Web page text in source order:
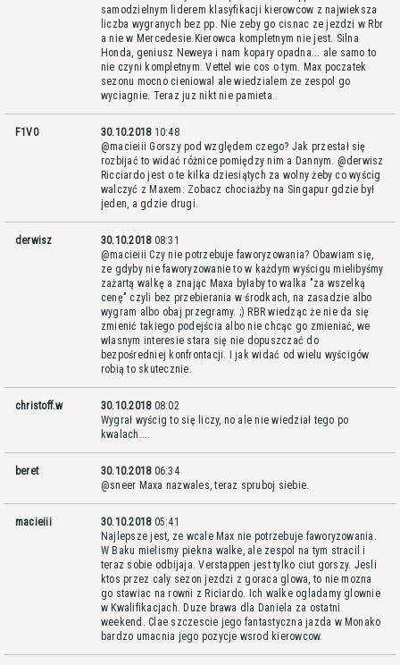
samodzielnym liderem klasyfikacji kierowcow z najwieksza
liczba wygranych bez pp. Nie zeby go cisnac ze jezdzi w Rbr
a nie w Mercedesie.Kierowca kompletnym nie jest. Silna
Honda, geniusz Neweya i nam kopary opadna... ale samo to
nie czyni kompletnym. Vettel wie cos o tym. Max poczatek
sezonu mocno cieniowal ale wiedzialem ze zespol go
wyciagnie. Teraz juz nikt nie pamieta.
F1V0 30.10.2018 10:48
@macieiii Gorszy pod względem czego? Jak przestał się
rozbijać to widać różnice pomiędzy nim a Dannym. @derwisz
Ricciardo jest o te kilka dziesiątych za wolny żeby co wyścig
walczyć z Maxem. Zobacz chociażby na Singapur gdzie był
jeden, a gdzie drugi.
derwisz 30.10.2018 08:31
@macieiii Czy nie potrzebuje faworyzowania? Obawiam się,
ze gdyby nie faworyzowanie to w każdym wyścigu mielibyśmy
zażartą walkę a znając Maxa byłaby to walka "za wszelką
cenę" czyli bez przebierania w środkach, na zasadzie albo
wygram albo obaj przegramy. ;) RBR wiedząc że nie da się
zmienić takiego podejścia albo nie chcąc go zmieniać, we
własnym interesie stara się nie dopuszczać do
bezpośredniej konfrontacji. I jak widać od wielu wyścigów
robią to skutecznie.
christoff.w 30.10.2018 08:02
Wygrał wyścig to się liczy, no ale nie wiedział tego po
kwalach....
beret 30.10.2018 06:34
@sneer Maxa nazwales, teraz spruboj siebie.
macieiii 30.10.2018 05:41
Najlepsze jest, ze wcale Max nie potrzebuje faworyzowania.
W Baku mielismy piekna walke, ale zespol na tym stracil i
teraz sobie odbijaja. Verstappen jest tylko ciut gorszy. Jesli
ktos przez caly sezon jezdzi z goraca glowa, to nie mozna
go stawiac na rowni z Riciardo. Ich walke ogladamy glownie
w Kwalifikacjach. Duze brawa dla Daniela za ostatni
weekend. Clae szczescie jego fantastyczna jazda w Monako
bardzo umacnia jego pozycje wsrod kierowcow.